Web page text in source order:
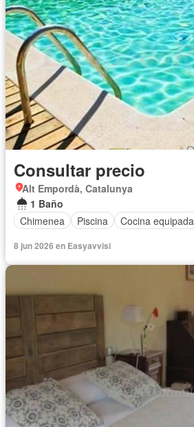
Consultar precio
Alt Empordà, Catalunya
1 Baño
Chimenea
Piscina Cocina equipada
8 jun 2026 en Easyavvisi